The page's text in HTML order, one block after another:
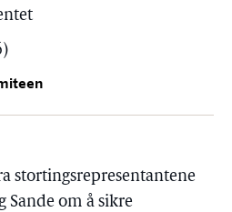
stortingsrepresentantene
Sande om å sikre